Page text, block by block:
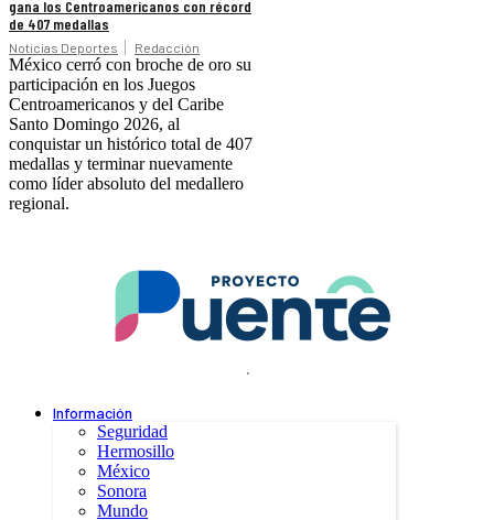
gana los Centroamericanos con récord
de 407 medallas
Noticias Deportes Redacción
México cerró con broche de oro su
participación en los Juegos
Centroamericanos y del Caribe
Santo Domingo 2026, al
conquistar un histórico total de 407
medallas y terminar nuevamente
como líder absoluto del medallero
regional.
.
Información
Seguridad
Hermosillo
México
Sonora
Mundo